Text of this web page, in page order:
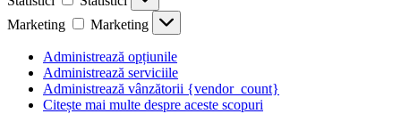
Marketing
Marketing
Administrează opțiunile
Administrează serviciile
Administrează vânzătorii {vendor_count}
Citește mai multe despre aceste scopuri